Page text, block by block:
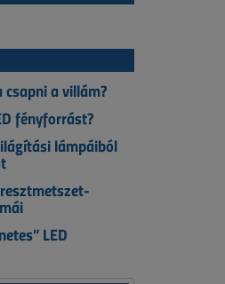
a villám?
fényforrást?
lámpáiból
LED